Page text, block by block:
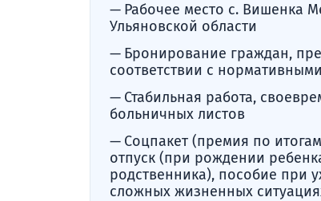
Рабочее место с. Вишенка
Ульяновской области
Бронирование граждан,
соответствии с
Стабильная работа,
больничных листов
Соцпакет (премия по
отпуск (при рождении
родственника), пособие при
сложных жизненных